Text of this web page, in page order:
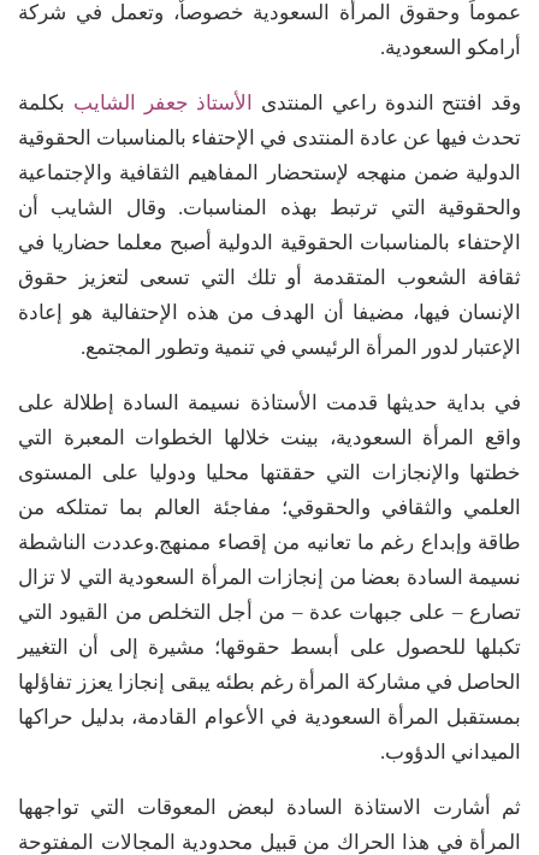
عموماً وحقوق المرأة السعودية خصوصاٌ، وتعمل في شركة
أرامكو السعودية.
وقد افتتح الندوة راعي المنتدى الأستاذ جعفر الشايب بكلمة
تحدث فيها عن عادة المنتدى في الإحتفاء بالمناسبات الحقوقية
الدولية ضمن منهجه لإستحضار المفاهيم الثقافية والإجتماعية
والحقوقية التي ترتبط بهذه المناسبات. وقال الشايب أن
الإحتفاء بالمناسبات الحقوقية الدولية أصبح معلما حضاريا في
ثقافة الشعوب المتقدمة أو تلك التي تسعى لتعزيز حقوق
الإنسان فيها، مضيفا أن الهدف من هذه الإحتفالية هو إعادة
الإعتبار لدور المرأة الرئيسي في تنمية وتطور المجتمع.
في بداية حديثها قدمت الأستاذة نسيمة السادة إطلالة على
واقع المرأة السعودية، بينت خلالها الخطوات المعبرة التي
خطتها والإنجازات التي حققتها محليا ودوليا على المستوى
العلمي والثقافي والحقوقي؛ مفاجئة العالم بما تمتلكه من
طاقة وإبداع رغم ما تعانيه من إقصاء ممنهج.وعددت الناشطة
نسيمة السادة بعضا من إنجازات المرأة السعودية التي لا تزال
تصارع – على جبهات عدة – من أجل التخلص من القيود التي
تكبلها للحصول على أبسط حقوقها؛ مشيرة إلى أن التغيير
الحاصل في مشاركة المرأة رغم بطئه يبقى إنجازا يعزز تفاؤلها
بمستقبل المرأة السعودية في الأعوام القادمة، بدليل حراكها
الميداني الدؤوب.
ثم أشارت الاستاذة السادة لبعض المعوقات التي تواجهها
المرأة في هذا الحراك من قبيل محدودية المجالات المفتوحة